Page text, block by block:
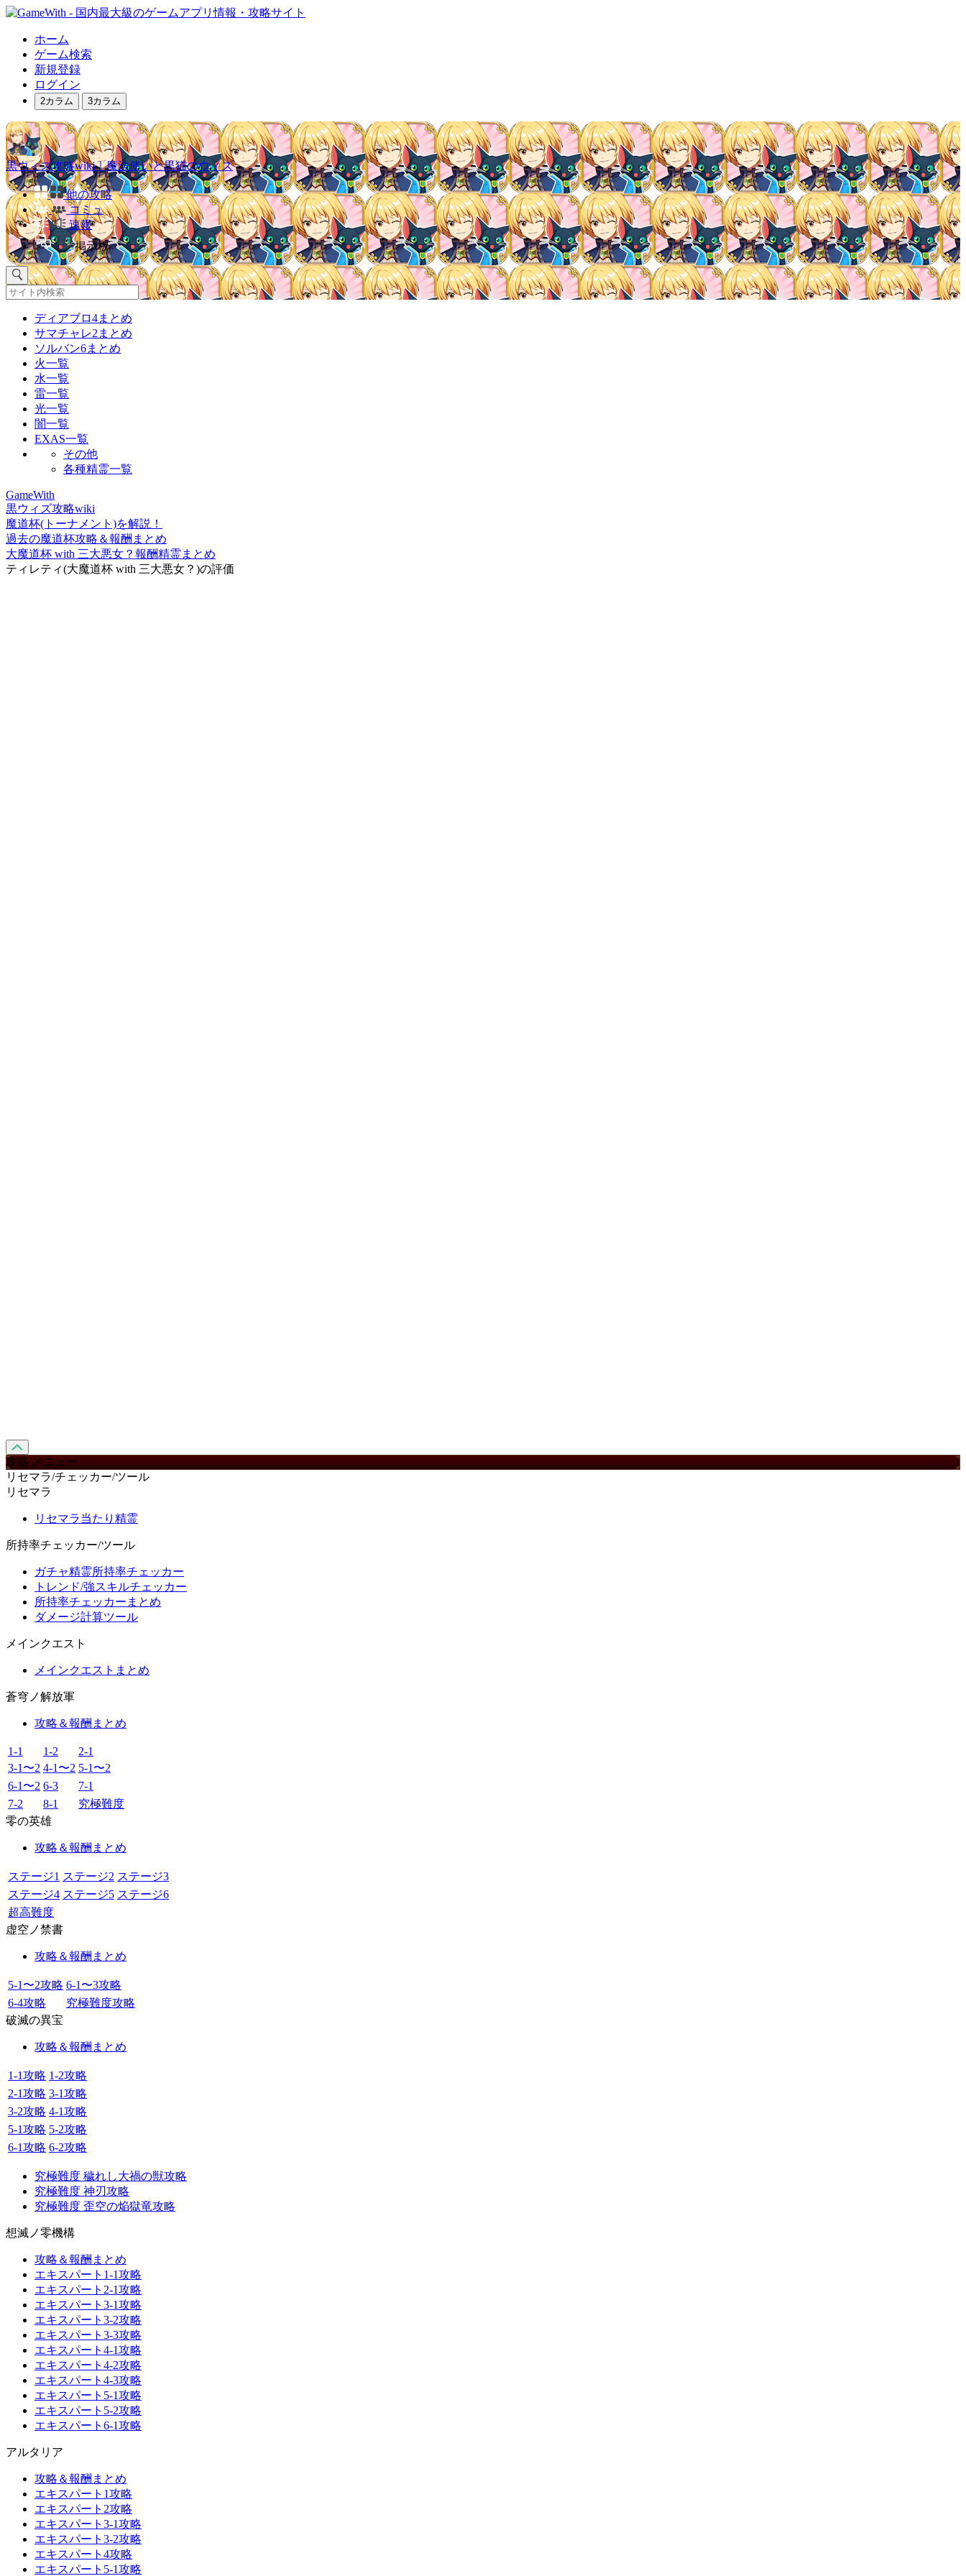
ホーム
ゲーム検索
新規登録
ログイン
2カラム 3カラム
黒ウィズ攻略wiki｜魔法使いと黒猫のウィズ
他の攻略
コミュ
速報
掲示板
ディアブロ4まとめ
サマチャレ2まとめ
ソルバン6まとめ
火一覧
水一覧
雷一覧
光一覧
闇一覧
EXAS一覧
その他
各種精霊一覧
GameWith
黒ウィズ攻略wiki
魔道杯(トーナメント)を解説！
過去の魔道杯攻略＆報酬まとめ
大魔道杯 with 三大悪女？報酬精霊まとめ
ティレティ(大魔道杯 with 三大悪女？)の評価
攻略 メニュー
リセマラ/チェッカー/ツール
リセマラ
リセマラ当たり精霊
所持率チェッカー/ツール
ガチャ精霊所持率チェッカー
トレンド/強スキルチェッカー
所持率チェッカーまとめ
ダメージ計算ツール
メインクエスト
メインクエストまとめ
蒼穹ノ解放軍
攻略＆報酬まとめ
1-1 1-2
2-1
3-1〜2 4-1〜2 5-1〜2
6-1〜2 6-3
7-1
7-2
8-1
究極難度
零の英雄
攻略＆報酬まとめ
ステージ1 ステージ2 ステージ3
ステージ4 ステージ5 ステージ6
超高難度
虚空ノ禁書
攻略＆報酬まとめ
5-1〜2攻略 6-1〜3攻略
6-4攻略
究極難度攻略
破滅の異宝
攻略＆報酬まとめ
1-1攻略 1-2攻略
2-1攻略 3-1攻略
3-2攻略 4-1攻略
5-1攻略 5-2攻略
6-1攻略 6-2攻略
究極難度 穢れし大禍の獣攻略
究極難度 神刃攻略
究極難度 歪空の焔獄竜攻略
想滅ノ零機構
攻略＆報酬まとめ
エキスパート1-1攻略
エキスパート2-1攻略
エキスパート3-1攻略
エキスパート3-2攻略
エキスパート3-3攻略
エキスパート4-1攻略
エキスパート4-2攻略
エキスパート4-3攻略
エキスパート5-1攻略
エキスパート5-2攻略
エキスパート6-1攻略
アルタリア
攻略＆報酬まとめ
エキスパート1攻略
エキスパート2攻略
エキスパート3-1攻略
エキスパート3-2攻略
エキスパート4攻略
エキスパート5-1攻略